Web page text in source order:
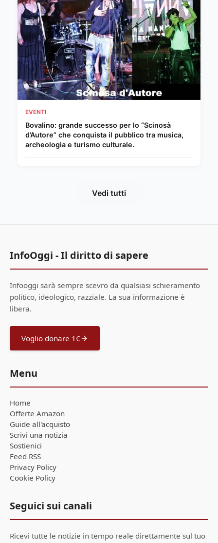
EVENTI
Bovalino: grande successo per lo “Scinosà
d’Autore” che conquista il pubblico tra musica,
archeologia e turismo culturale.
Vedi tutti
InfoOggi - Il diritto di sapere
Infooggi sarà sempre scevro da qualsiasi schieramento
politico, ideologico, razziale. La sua informazione è
libera.
Voglio donare 1€
Menu
Home
Offerte Amazon
Guide all'acquisto
Scrivi una notizia
Sostienici
Feed RSS
Privacy Policy
Cookie Policy
Seguici sui canali
Ricevi tutte le notizie in tempo reale direttamente sul tuo